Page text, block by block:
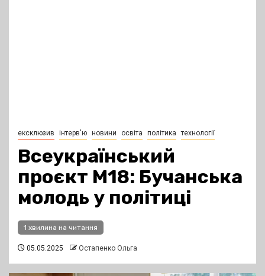
ексклюзив інтерв'ю новини освіта політика технології
Всеукраїнський
проєкт М18: Бучанська
молодь у політиці
1 хвилина на читання
05.05.2025 Остапенко Ольга